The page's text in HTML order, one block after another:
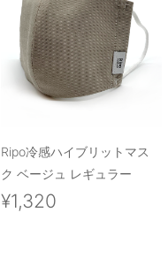
Ripo冷感ハイブリットマス
ク ベージュ レギュラー
¥1,320